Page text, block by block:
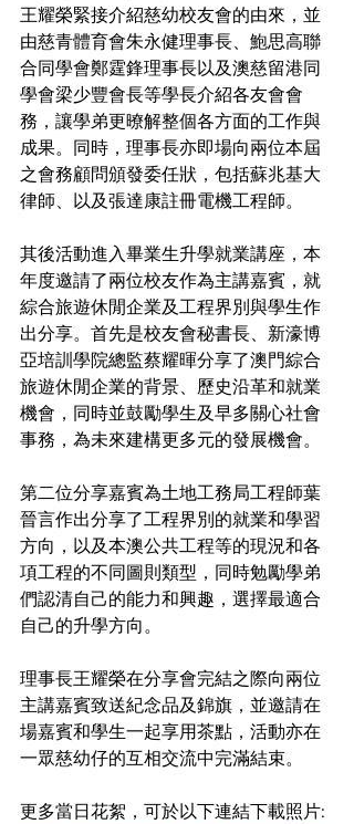
王耀榮緊接介紹慈幼校友會的由來，並
由慈青體育會朱永健理事長、鮑思高聯
合同學會鄭霆鋒理事長以及澳慈留港同
學會梁少豐會長等學長介紹各友會會
務，讓學弟更暸解整個各方面的工作與
成果。同時，理事長亦即場向兩位本屆
之會務顧問頒發委任狀，包括蘇兆基大
律師、以及張達康註冊電機工程師。
其後活動進入畢業生升學就業講座，本
年度邀請了兩位校友作為主講嘉賓，就
綜合旅遊休閒企業及工程界別與學生作
出分享。首先是校友會秘書長、新濠博
亞培訓學院總監蔡耀暉分享了澳門綜合
旅遊休閒企業的背景、歷史沿革和就業
機會，同時並鼓勵學生及早多關心社會
事務，為未來建構更多元的發展機會。
第二位分享嘉賓為土地工務局工程師葉
晉言作出分享了工程界別的就業和學習
方向，以及本澳公共工程等的現況和各
項工程的不同圖則類型，同時勉勵學弟
們認清自己的能力和興趣，選擇最適合
自己的升學方向。
理事長王耀榮在分享會完結之際向兩位
主講嘉賓致送紀念品及錦旗，並邀請在
場嘉賓和學生一起享用茶點，活動亦在
一眾慈幼仔的互相交流中完滿結束。
更多當日花絮，可於以下連結下載照片: